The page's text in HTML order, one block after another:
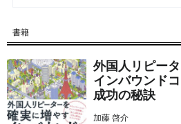
書籍
外国人リピー
インバウンド
成功の秘訣
加藤 啓介